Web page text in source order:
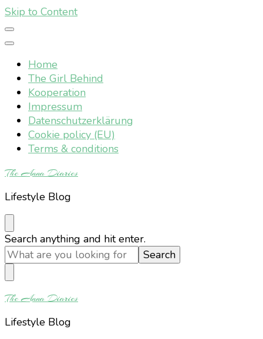
Skip to Content
Home
The Girl Behind
Kooperation
Impressum
Datenschutzerklärung
Cookie policy (EU)
Terms & conditions
The Anna Diaries
Lifestyle Blog
Looking
for
Something?
Search anything and hit enter.
The Anna Diaries
Lifestyle Blog